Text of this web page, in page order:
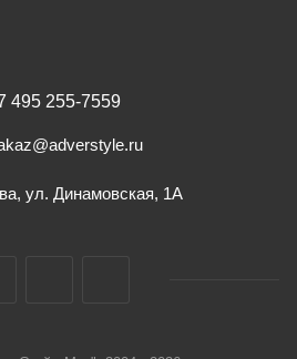
495 255-7559
ул. Динамовская, 1А